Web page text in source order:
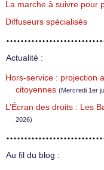
La marche à suivre pour
Diffuseurs spécialisés
Actualité :
Hors-service : projection
citoyennes (Mercredi 1er
L’Écran des droits : Les
2026)
Au fil du blog :